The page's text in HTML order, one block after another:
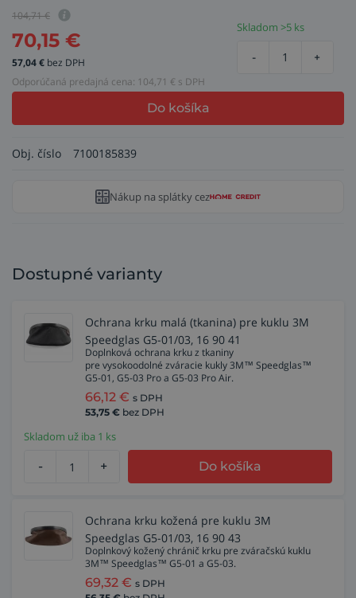
104,71€
70,15 €
57,04€ bez DPH
Odporúčaná predajná cena: 104,71 € s DPH
Skladom >5 ks
- +
Do košíka
Obj. číslo 7100185839
Nákup na splátky cez
Dostupné varianty
Ochrana krku malá (tkanina) pre kuklu 3M
Speedglas G5-01/03, 16 90 41
Doplnková ochrana krku z tkaniny
pre vysokoodolné zváracie kukly 3M™ Speedglas™
G5-01, G5-03 Pro a G5-03 Pro Air.
66,12 € s DPH
53,75 € bez DPH
Skladom už iba 1 ks
- + Do košíka
Ochrana krku kožená pre kuklu 3M
Speedglas G5-01/03, 16 90 43
Doplnkový kožený chránič krku pre zváračskú kuklu
3M™ Speedglas™ G5-01 a G5-03.
69,32 € s DPH